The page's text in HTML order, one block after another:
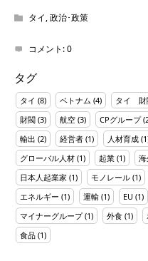
タイ,政治･政策
コメント:0
タグ
タイ (8) ベトナム (4) タイ 財
財閥 (3) 航空 (3) CPグループ
輸出 (2) 経営者 (1) 人材育成
グローバル人材 (1) 起業 (1)
日本人起業家 (1) モノレール (1)
エネルギー (1) 運輸 (1) EU (1)
マイナーグループ(1) 外食 (1)
食品 (1)